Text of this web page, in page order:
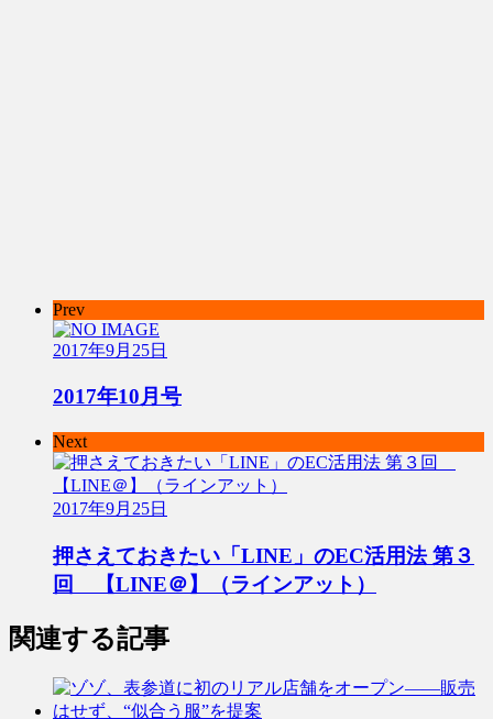
Prev
2017年9月25日
2017年10月号
Next
2017年9月25日
押さえておきたい「LINE」のEC活用法 第３
回 【LINE＠】（ラインアット）
関連する記事